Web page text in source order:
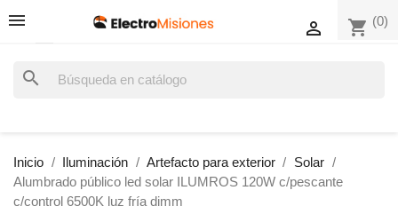
shopping_cart (0)

search
Inicio Iluminación Artefacto para exterior
Solar
Alumbrado público led solar ILUMROS 120W c/pescante
c/control 6500K luz fría dimm